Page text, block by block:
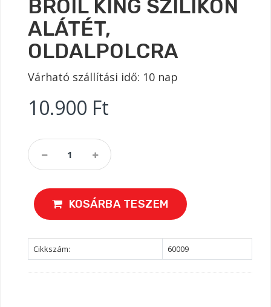
BROIL KING SZILIKON
ALÁTÉT,
OLDALPOLCRA
Várható szállítási idő: 10 nap
10.900 Ft
Broil
King
Szilikon
Alátét,
Oldalpolcra
Quantity
KOSÁRBA TESZEM
Cikkszám: 60009